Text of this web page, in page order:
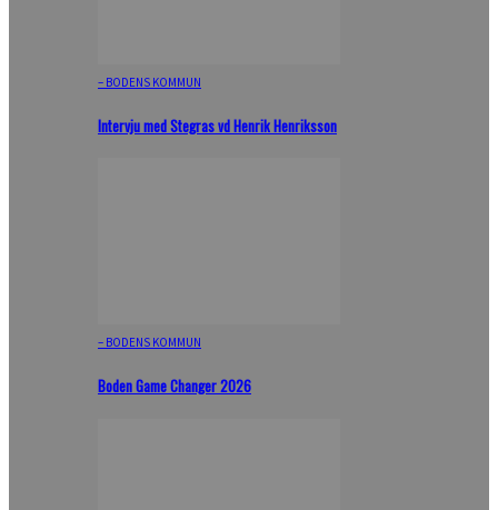
– BODENS KOMMUN
Intervju med Stegras vd Henrik Henriksson
– BODENS KOMMUN
Boden Game Changer 2026